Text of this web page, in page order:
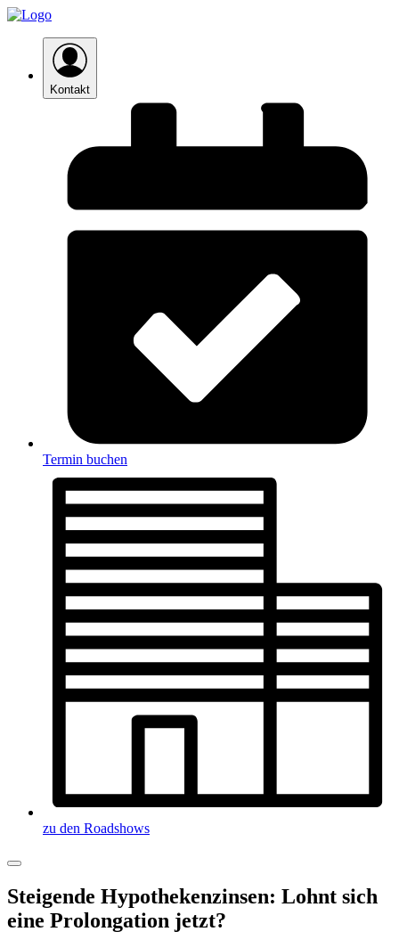
Kontakt
Termin buchen
zu den Roadshows
Steigende Hypothekenzinsen: Lohnt sich
eine Prolongation jetzt?